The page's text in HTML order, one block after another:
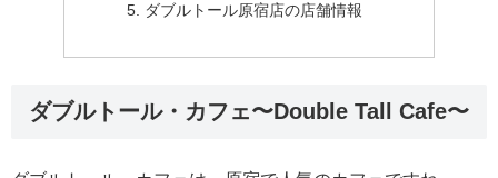
ダブルトール原宿店の店舗情報
ダブルトール・カフェ〜Double Tall Cafe〜